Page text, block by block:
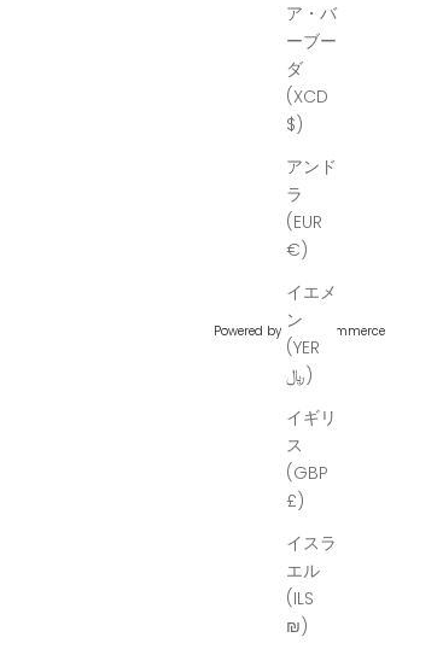
ア・バ
ーブー
ダ
(XCD
$)
アンド
ラ
(EUR
€)
イエメ
ン
(YER
﷼)
イギリ
ス
(GBP
£)
イスラ
エル
(ILS
₪)
Powered by Hura Commerce